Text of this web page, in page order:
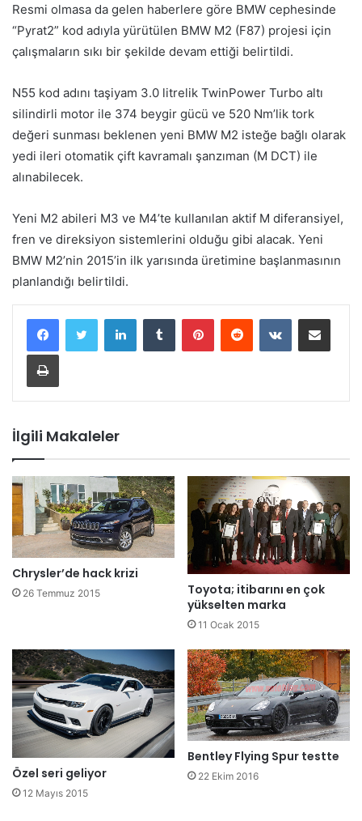
Resmi olmasa da gelen haberlere göre BMW cephesinde
“Pyrat2” kod adıyla yürütülen BMW M2 (F87) projesi için
çalışmaların sıkı bir şekilde devam ettiği belirtildi.
N55 kod adını taşiyam 3.0 litrelik TwinPower Turbo altı
silindirli motor ile 374 beygir gücü ve 520 Nm’lik tork
değeri sunması beklenen yeni BMW M2 isteğe bağlı olarak
yedi ileri otomatik çift kavramalı şanzıman (M DCT) ile
alınabilecek.
Yeni M2 abileri M3 ve M4’te kullanılan aktif M diferansiyel,
fren ve direksiyon sistemlerini olduğu gibi alacak. Yeni
BMW M2’nin 2015’in ilk yarısında üretimine başlanmasının
planlandığı belirtildi.
İlgili Makaleler
Chrysler’de hack krizi
26 Temmuz 2015
Toyota; itibarını en çok
yükselten marka
11 Ocak 2015
Özel seri geliyor
12 Mayıs 2015
Bentley Flying Spur testte
22 Ekim 2016